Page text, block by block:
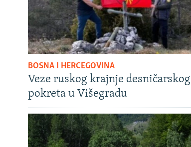
BOSNA I HERCEGOVINA
Veze ruskog krajnje desničarskog
pokreta u Višegradu